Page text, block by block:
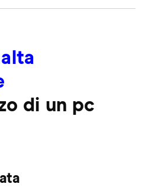
di un pc